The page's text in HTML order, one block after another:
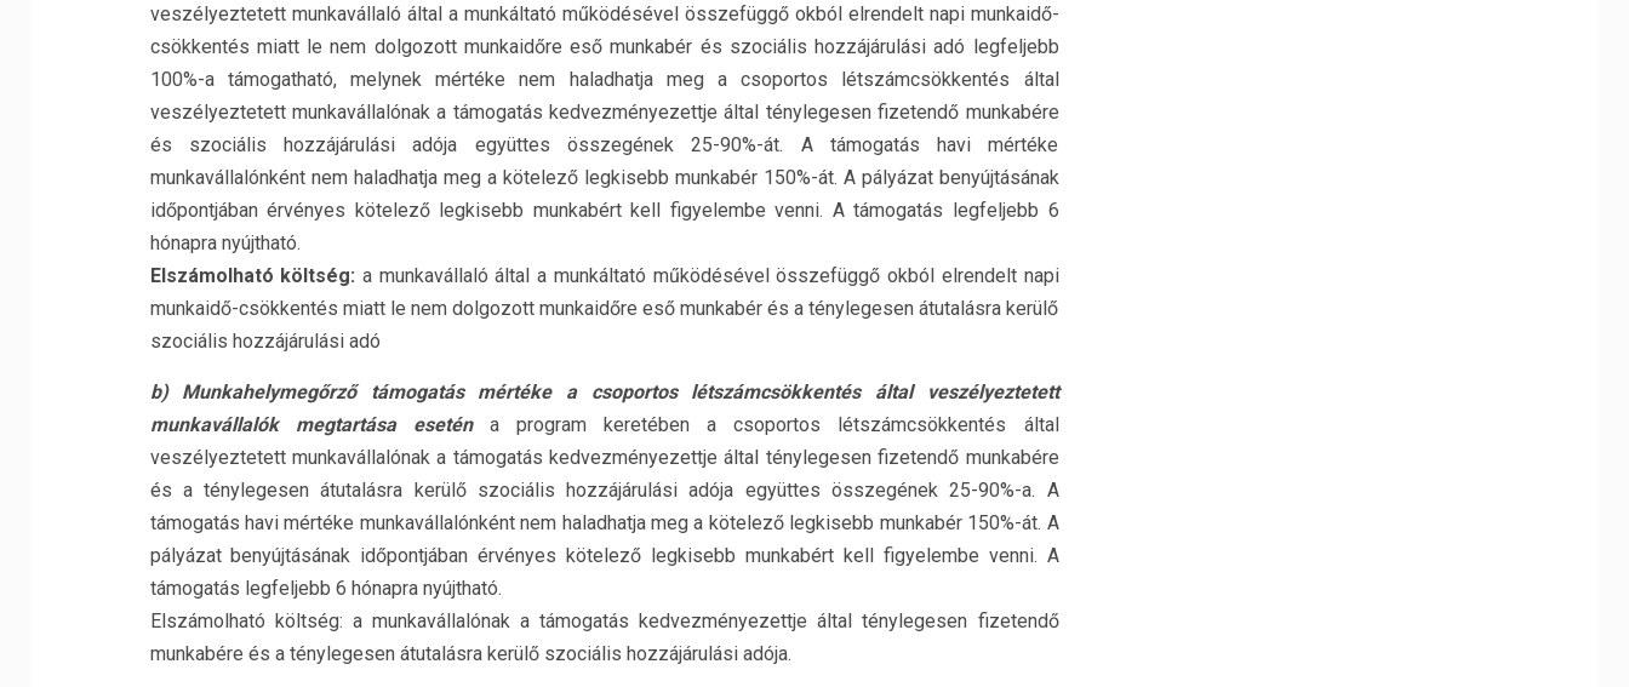
veszélyeztetett munkavállaló által a munkáltató működésével összefüggő okból elrendelt napi munkaidő-
csökkentés miatt le nem dolgozott munkaidőre eső munkabér és szociális hozzájárulási adó legfeljebb
100%-a támogatható, melynek mértéke nem haladhatja meg a csoportos létszámcsökkentés által
veszélyeztetett munkavállalónak a támogatás kedvezményezettje által ténylegesen fizetendő munkabére
és szociális hozzájárulási adója együttes összegének 25-90%-át. A támogatás havi mértéke
munkavállalónként nem haladhatja meg a kötelező legkisebb munkabér 150%-át. A pályázat benyújtásának
időpontjában érvényes kötelező legkisebb munkabért kell figyelembe venni. A támogatás legfeljebb 6
hónapra nyújtható.
Elszámolható költség: a munkavállaló által a munkáltató működésével összefüggő okból elrendelt napi
munkaidő-csökkentés miatt le nem dolgozott munkaidőre eső munkabér és a ténylegesen átutalásra kerülő
szociális hozzájárulási adó
b) Munkahelymegőrző támogatás mértéke a csoportos létszámcsökkentés által veszélyeztetett
munkavállalók megtartása eseténa program keretében a csoportos létszámcsökkentés által
veszélyeztetett munkavállalónak a támogatás kedvezményezettje által ténylegesen fizetendő munkabére
és a ténylegesen átutalásra kerülő szociális hozzájárulási adója együttes összegének 25-90%-a. A
támogatás havi mértéke munkavállalónként nem haladhatja meg a kötelező legkisebb munkabér 150%-át. A
pályázat benyújtásának időpontjában érvényes kötelező legkisebb munkabért kell figyelembe venni. A
támogatás legfeljebb 6 hónapra nyújtható.
Elszámolható költség: a munkavállalónak a támogatás kedvezményezettje által ténylegesen fizetendő
munkabére és a ténylegesen átutalásra kerülő szociális hozzájárulási adója.